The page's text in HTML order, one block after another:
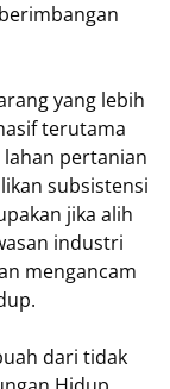
yang lebih
terutama
pertanian
subsistensi
jika alih
industri
mengancam
dari tidak